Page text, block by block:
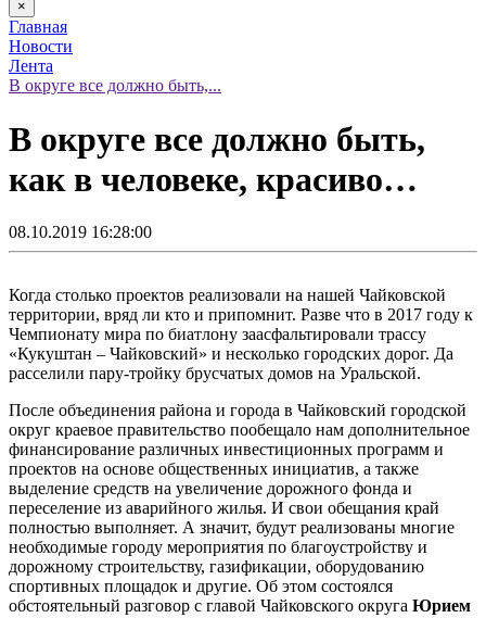
×
Главная
Новости
Лента
В округе все должно быть,...
В округе все должно быть,
как в человеке, красиво…
08.10.2019 16:28:00
Когда столько проектов реализовали на нашей Чайковской
территории, вряд ли кто и припомнит. Разве что в 2017 году к
Чемпионату мира по биатлону заасфальтировали трассу
«Кукуштан – Чайковский» и несколько городских дорог. Да
расселили пару-тройку брусчатых домов на Уральской.
После объединения района и города в Чайковский городской
округ краевое правительство пообещало нам дополнительное
финансирование различных инвестиционных программ и
проектов на основе общественных инициатив, а также
выделение средств на увеличение дорожного фонда и
переселение из аварийного жилья. И свои обещания край
полностью выполняет. А значит, будут реализованы многие
необходимые городу мероприятия по благоустройству и
дорожному строительству, газификации, оборудованию
спортивных площадок и другие. Об этом состоялся
обстоятельный разговор с главой Чайковского округа Юрием